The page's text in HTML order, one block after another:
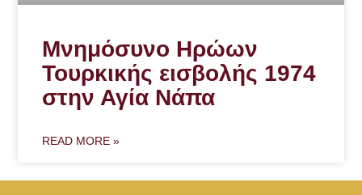
Μνημόσυνο Ηρώων
Τουρκικής εισβολής 1974
στην Αγία Νάπα
READ MORE »